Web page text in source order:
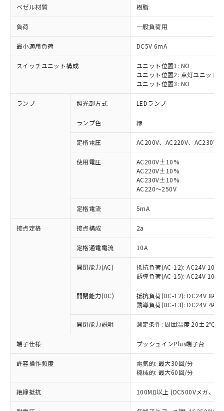
ベゼル材質 樹脂
負荷 一般負荷用
最小適用負荷 DC5V 6mA
スイッチユニット構成
ユニット位置1: NO
ユニット位置2: 点灯ユニット
ユニット位置3: NO
ランプ 照光部方式 LEDランプ
ランプ色 緑
定格電圧 AC200V、AC220V、AC230V
使用電圧
AC200V±10%
AC220V±10%
AC230V±10%
AC220～250V
定格電流 5mA
接点定格 接点構成 2a
定格通電電流 10A
開閉能力(AC)
抵抗負荷(AC-12): AC24V 10A/
誘導負荷(AC-15): AC24V
開閉能力(DC)
抵抗負荷(DC-12): DC24V 8A/
誘導負荷(DC-13): DC24V 4A/
開閉能力説明 測定条件: 周囲温度 20±2℃、
端子仕様 プッシュインPlus端子台
許容操作頻度
電気的: 最大30回/分
機械的: 最大60回/分
絶縁抵抗 100MΩ以上 (DC500Vメガ、点
以下の条件をお読みいただき、同意のうえ
本サービスは、当社制御機器事業取扱
商品の当社在庫状況および標準価格
(税抜)を提供させていただくもので
本サービスの対象外となる商品もある
ことをご了承ください。
在庫状況および標準価格照会結果は、
記載している更新日時点での社内デー
タに基づき作成されるものであり、閲
覧された時点での実際の在庫および標
対応済み：EU RoHS指令（10物質）の
非含有に対応した製品が提供可能な商品で
対応予定：EU RoHS指令（10物質）の非含
有に対応した製品に切り替える予定のある
対応予定なし：EU RoHS指令（10物質）の
非含有に非対応の商品で、対応品を出す予
調査・確認中：EU RoHS指令（10物質）の
非含有の対応状況を調査中または確認中の
非該当品：ライセンス料など無形物で、有
害物質有無と関係のない商品です。
仕入先様の事情により、非含有部品として
いたものが、含有品と判明した場合などや
むを得ず変更することがあります。
鉛(Pb) 1000ppm以下、 水銀(Hg) 1000ppm以下、 カド
六価クロム(Cr(Ⅵ)) 1000ppm以下、ポリ臭化ビフェニル
※1 中国RoHS○×表
「○」：最大均質材料含有率が中国RoHSの
基準値以下であることを示します。
「×」：最大均質材料含有率が中国RoHSの
基準値を超えていることを示します。
「－」：未確認です。当社販売部門へお問
*中国RoHS10物質の基準値 (GB/T26572)：
Pb(鉛) :1000ppm、 Hg(水銀) : 1000ppm、 Cd(カドミウ
当社は、これら貴社製品のうち、外国
為替および外国貿易法に定める商品
（以下｢規制貨物等」という）を輸出
または国外への提供する場合は、日本
国政府の輸出許可(または役務取引許
可)を取得するなどの必要な手続きを